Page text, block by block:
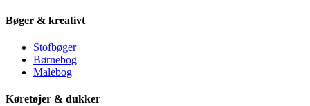
Bøger & kreativt
Stofbøger
Børnebog
Malebog
Køretøjer & dukker